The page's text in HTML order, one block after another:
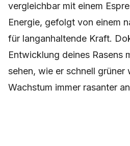
vergleichbar mit einem
Energie, gefolgt von einem
für langanhaltende Kraft.
Entwicklung deines Rasens
sehen, wie er schnell grüner
Wachstum immer rasanter